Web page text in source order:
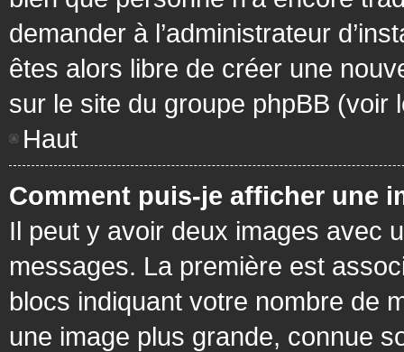
demander à l’administrateur
êtes alors libre de créer une
sur le site du groupe phpBB (voir
Haut
Comment puis-je afficher une
Il peut y avoir deux images avec
messages. La première est
blocs indiquant votre nombre de
une image plus grande, connue